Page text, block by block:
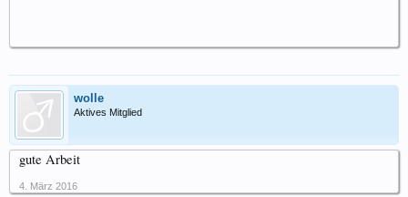
wolle
Aktives Mitglied
gute Arbeit
4. März 2016